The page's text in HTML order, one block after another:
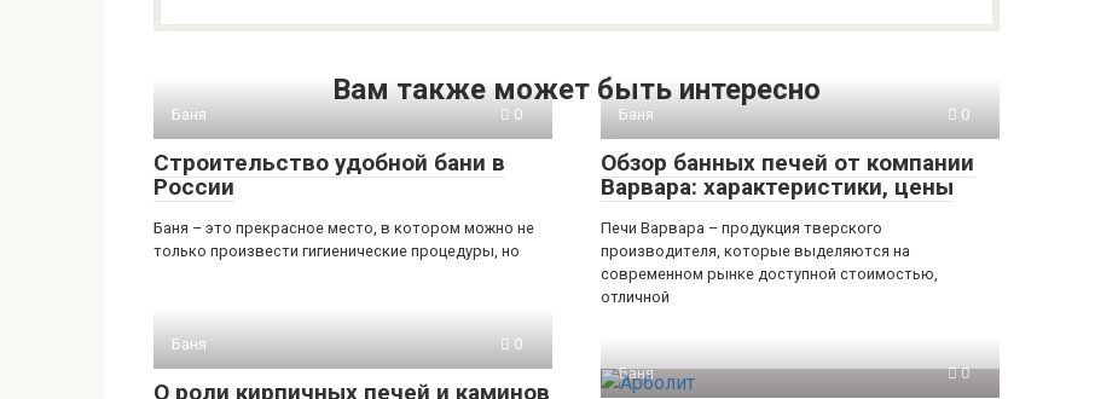
Вам также может быть интересно
Баня 0
Строительство удобной бани в
России
Баня – это прекрасное место, в котором можно не
только произвести гигиенические процедуры, но
Баня 0
Обзор банных печей от компании
Варвара: характеристики, цены
Печи Варвара – продукция тверского
производителя, которые выделяются на
современном рынке доступной стоимостью,
отличной
Баня 0
О роли кирпичных печей и каминов
Баня 0